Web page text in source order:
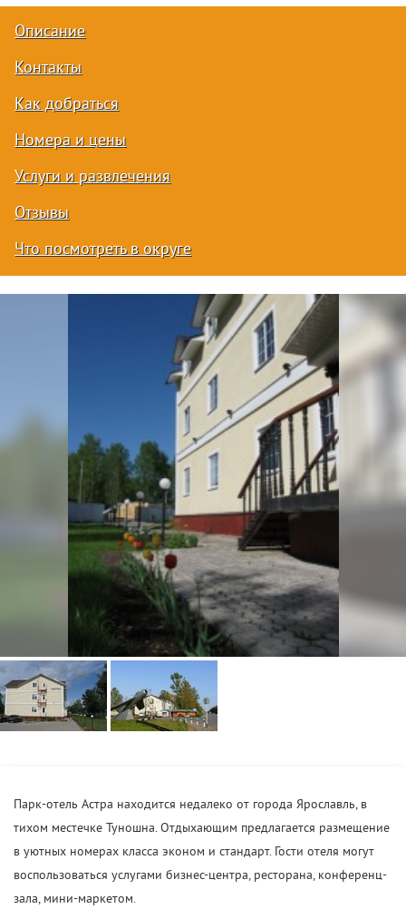
Описание
Контакты
Как добраться
Номера и цены
Услуги и развлечения
Отзывы
Что посмотреть в округе
Парк-отель Астра находится недалеко от города Ярославль, в
тихом местечке Туношна. Отдыхающим предлагается размещение
в уютных номерах класса эконом и стандарт. Гости отеля могут
воспользоваться услугами бизнес-центра, ресторана, конференц-
зала, мини-маркетом.